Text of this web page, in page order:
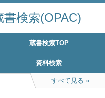
検索(OPAC)
蔵書検索TOP
資料検索
すべて見る